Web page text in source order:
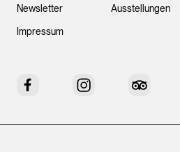
Newsletter
Impressum
Ausstellungen
Facebook Instagram Tripadvisor